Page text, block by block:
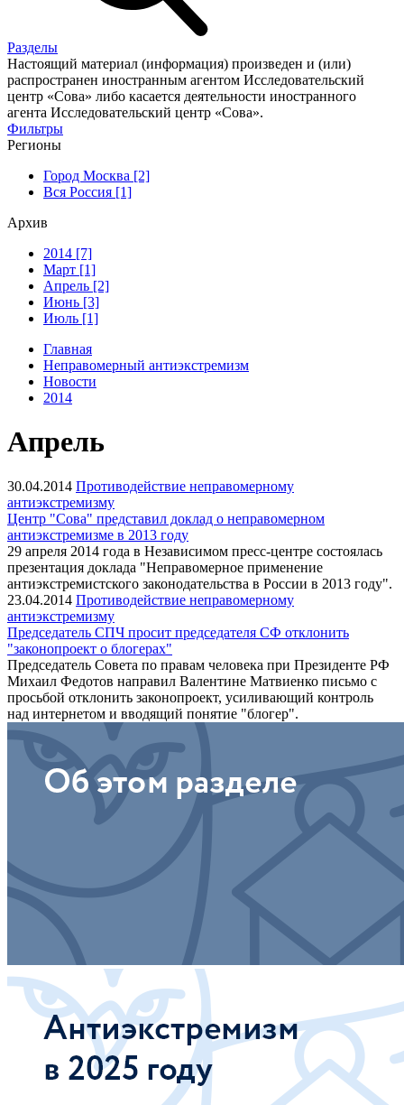
Разделы
Настоящий материал (информация) произведен и (или)
распространен иностранным агентом Исследовательский
центр «Сова» либо касается деятельности иностранного
агента Исследовательский центр «Сова».
Фильтры
Регионы
Город Москва [2]
Вся Россия [1]
Архив
2014 [7]
Март [1]
Апрель [2]
Июнь [3]
Июль [1]
Главная
Неправомерный антиэкстремизм
Новости
2014
Апрель
30.04.2014 Противодействие неправомерному
антиэкстремизму
Центр "Сова" представил доклад о неправомерном
антиэкстремизме в 2013 году
29 апреля 2014 года в Независимом пресс-центре состоялась
презентация доклада "Неправомерное применение
антиэкстремистского законодательства в России в 2013 году".
23.04.2014 Противодействие неправомерному
антиэкстремизму
Председатель СПЧ просит председателя СФ отклонить
"законопроект о блогерах"
Председатель Совета по правам человека при Президенте РФ
Михаил Федотов направил Валентине Матвиенко письмо с
просьбой отклонить законопроект, усиливающий контроль
над интернетом и вводящий понятие "блогер".